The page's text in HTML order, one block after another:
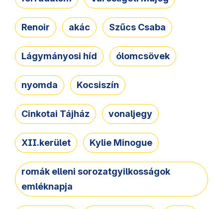
Renoir akác Szűcs Csaba
Lágymányosi híd ólomcsövek
nyomda Kocsiszín
Cinkotai Tájház vonaljegy
XII.kerület Kylie Minogue
romák elleni sorozatgyilkosságok
emléknapja